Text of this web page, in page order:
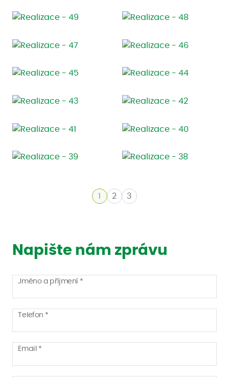
1 2 3
Napište nám zprávu
Jméno a příjmení *
Telefon *
Email *